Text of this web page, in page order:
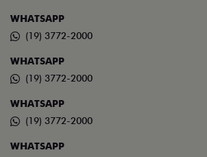
WHATSAPP
(19) 3772-2000
WHATSAPP
(19) 3772-2000
WHATSAPP
(19) 3772-2000
WHATSAPP